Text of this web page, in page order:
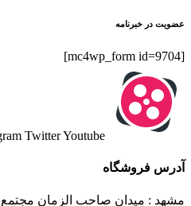
عضویت در خبرنامه
[mc4wp_form id=9704]
TwitterYoutube
آدرس فروشگاه
مشهد : میدان صاحب الزمان